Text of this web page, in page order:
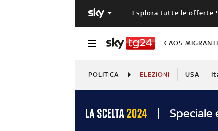
Esplora tutte le offerte
CAOS
POLITICA ELEZIONI USA
Speciale